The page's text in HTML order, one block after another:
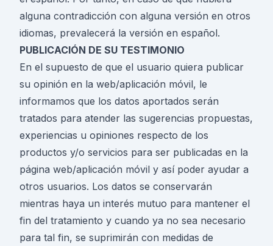
alguna contradicción con alguna versión en otros
idiomas, prevalecerá la versión en español.
PUBLICACIÓN DE SU TESTIMONIO
En el supuesto de que el usuario quiera publicar
su opinión en la web/aplicación móvil, le
informamos que los datos aportados serán
tratados para atender las sugerencias propuestas,
experiencias u opiniones respecto de los
productos y/o servicios para ser publicadas en la
página web/aplicación móvil y así poder ayudar a
otros usuarios. Los datos se conservarán
mientras haya un interés mutuo para mantener el
fin del tratamiento y cuando ya no sea necesario
para tal fin, se suprimirán con medidas de